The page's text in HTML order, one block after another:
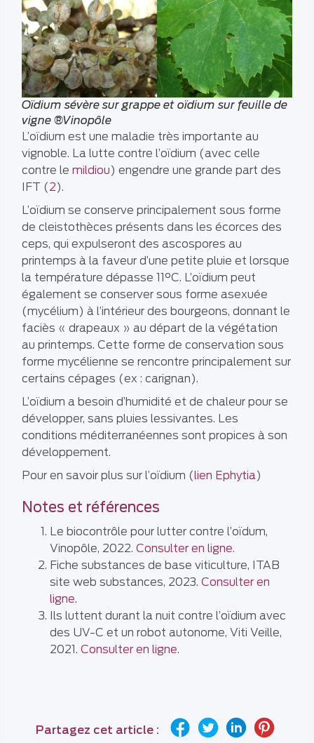
Oïdium sévère sur grappe et oïdium sur feuille de
vigne ®Vinopôle
L’oïdium est une maladie très importante au
vignoble. La lutte contre l’oïdium (avec celle
contre le mildiou) engendre une grande part des
IFT (2).
L’oïdium se conserve principalement sous forme
de cleistothèces présents dans les écorces des
ceps, qui expulseront des ascospores au
printemps à la faveur d’une petite pluie et lorsque
la température dépasse 11°C. L’oïdium peut
également se conserver sous forme asexuée
(mycélium) à l’intérieur des bourgeons, donnant le
faciès « drapeaux » au départ de la végétation
au printemps. Cette forme de conservation sous
forme mycélienne se rencontre principalement sur
certains cépages (ex : carignan).
L’oïdium a besoin d’humidité et de chaleur pour se
développer, sans pluies lessivantes. Les
conditions méditerranéennes sont propices à son
développement.
Pour en savoir plus sur l’oïdium (lien Ephytia)
Notes et références
Le biocontrôle pour lutter contre l’oïdum,
Vinopôle, 2022. Consulter en ligne.
Fiche substances de base viticulture, ITAB
site web substances, 2023. Consulter en
ligne.
Ils luttent durant la nuit contre l’oïdium avec
des UV-C et un robot autonome, Viti Veille,
2021. Consulter en ligne.
Partagez cet article :